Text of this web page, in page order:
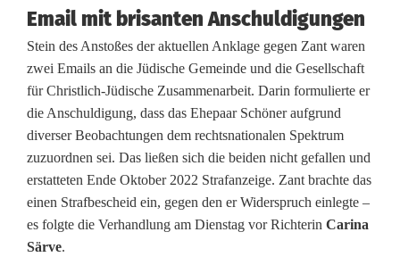
t
s
g
e
r
i
c
Email mit brisanten Anschuldigungen
Stein des Anstoßes der aktuellen Anklage gegen Zant waren
zwei Emails an die Jüdische Gemeinde und die Gesellschaft
für Christlich-Jüdische Zusammenarbeit. Darin formulierte er
die Anschuldigung, dass das Ehepaar Schöner aufgrund
diverser Beobachtungen dem rechtsnationalen Spektrum
zuzuordnen sei. Das ließen sich die beiden nicht gefallen und
erstatteten Ende Oktober 2022 Strafanzeige. Zant brachte das
einen Strafbescheid ein, gegen den er Widerspruch einlegte –
es folgte die Verhandlung am Dienstag vor Richterin Carina
Särve.